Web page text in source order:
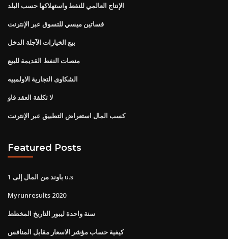
الإنتاج العالمي للنفط واستهلاكها حسب البلد
فساتين ميسي للتسوق عبر الإنترنت
بيع الخيارات الآجلة الدخل
منصات النفط القديمة للبيع
الشكاوى التجارية الاولمبيه
لا تكلفة العقد قاو
كسب المال استعراض التطبيق عبر الإنترنت
Featured Posts
1 باوند من المال إلى u.s
Myrunresults 2020
سنة واحدة ليبور التاريخ المخطط
كيفية حساب مؤشر الاسعار مقابل المنافس